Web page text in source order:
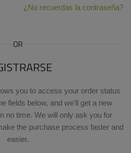
¿No recuerdas la contraseña?
OR
you to access your order status
fields below, and we'll get a new
no time. We will only ask you for
the purchase process faster and
easier.